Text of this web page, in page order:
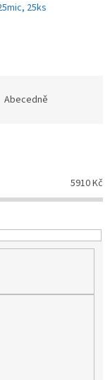
25ks
Abecedně
5910Kč